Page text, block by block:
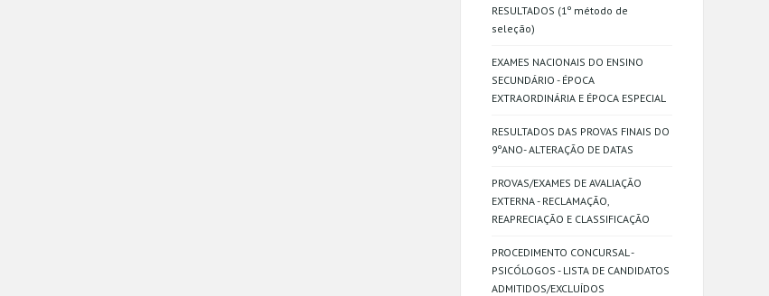
RESULTADOS (1º método de
seleção)
EXAMES NACIONAIS DO ENSINO
SECUNDÁRIO - ÉPOCA
EXTRAORDINÁRIA E ÉPOCA ESPECIAL
RESULTADOS DAS PROVAS FINAIS DO
9ºANO- ALTERAÇÃO DE DATAS
PROVAS/EXAMES DE AVALIAÇÃO
EXTERNA - RECLAMAÇÃO,
REAPRECIAÇÃO E CLASSIFICAÇÃO
PROCEDIMENTO CONCURSAL -
PSICÓLOGOS - LISTA DE CANDIDATOS
ADMITIDOS/EXCLUÍDOS